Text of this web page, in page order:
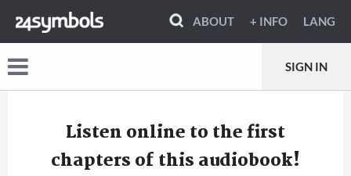
ABOUT + INFO LANG
SIGN IN
Listen online to the first
chapters of this audiobook!